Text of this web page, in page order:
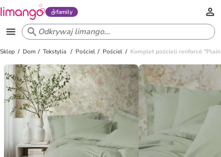
family
Sklep Dom Tekstylia Pościel Pościel Komplet pościeli renforcé